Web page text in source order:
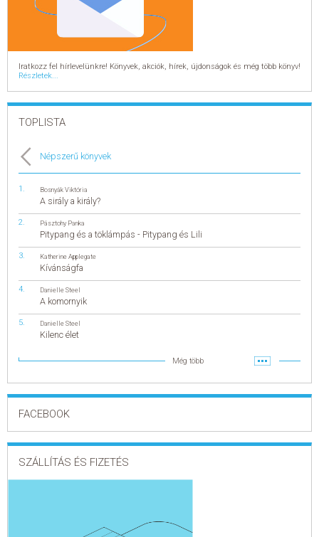
Iratkozz fel hírlevelünkre! Könyvek, akciók, hírek, újdonságok és még több könyv!
Részletek...
TOPLISTA
Népszerű könyvek
Bosnyák Viktória
A sirály a király?
Pásztohy Panka
Pitypang és a töklámpás - Pitypang és Lili
Katherine Applegate
Kívánságfa
Danielle Steel
A komornyik
Danielle Steel
Kilenc élet
Még több
FACEBOOK
SZÁLLÍTÁS ÉS FIZETÉS